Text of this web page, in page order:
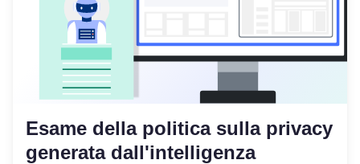
Esame della politica sulla privacy
generata dall'intelligenza